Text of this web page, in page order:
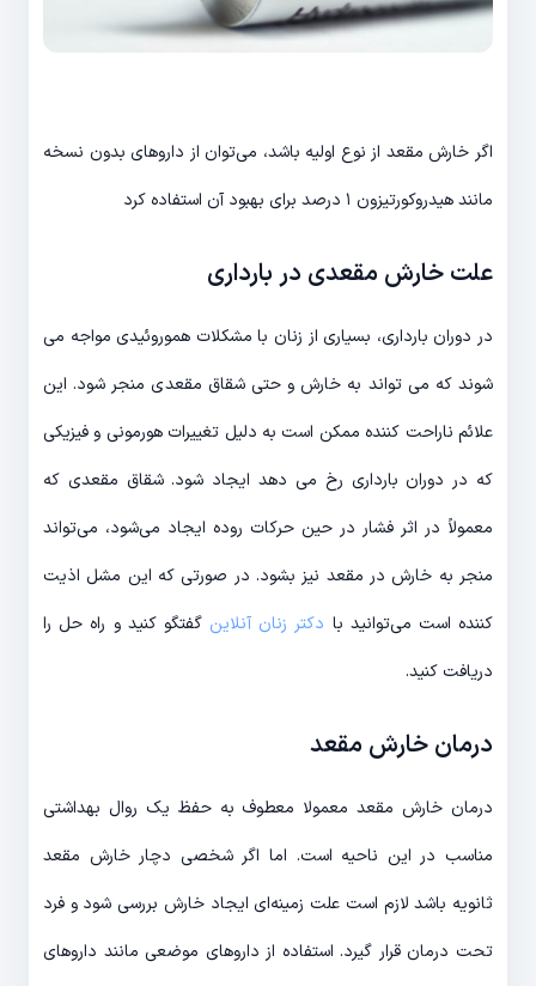
اگر خارش مقعد از نوع اولیه باشد، می‌توان از داروهای بدون نسخه
مانند هیدروکورتیزون ١ درصد برای بهبود آن استفاده کرد
علت خارش مقعدی در بارداری
در دوران بارداری، بسیاری از زنان با مشکلات هموروئیدی مواجه می
شوند که می تواند به خارش و حتی شقاق مقعدی منجر شود. این
علائم ناراحت کننده ممکن است به دلیل تغییرات هورمونی و فیزیکی
که در دوران بارداری رخ می دهد ایجاد شود. شقاق مقعدی که
معمولاً در اثر فشار در حین حرکات روده ایجاد می‌شود، می‌تواند
منجر به خارش در مقعد نیز بشود. در صورتی که این مشل اذیت
کننده است می‌توانید با دکتر زنان آنلاین گفتگو کنید و راه حل را
دریافت کنید.
درمان خارش مقعد
درمان خارش مقعد معمولا معطوف به حفظ یک روال بهداشتی
مناسب در این ناحیه است. اما اگر شخصی دچار خارش مقعد
ثانویه باشد لازم است علت زمینه‌ای ایجاد خارش بررسی شود و فرد
تحت درمان قرار گیرد. استفاده از داروهای موضعی مانند داروهای